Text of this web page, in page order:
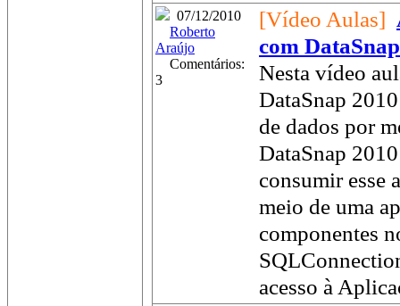
07/12/2010
Roberto
Araújo
Comentários:
3
[Vídeo Aulas]
com
Nesta vídeo
DataSnap
de dados por
DataSnap
consumir esse
meio de uma
componentes
acesso à